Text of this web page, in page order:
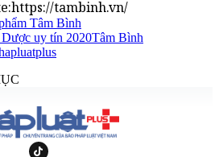
tambinh.vn/
Tâm Bình
uy tín 2020Tâm Bình